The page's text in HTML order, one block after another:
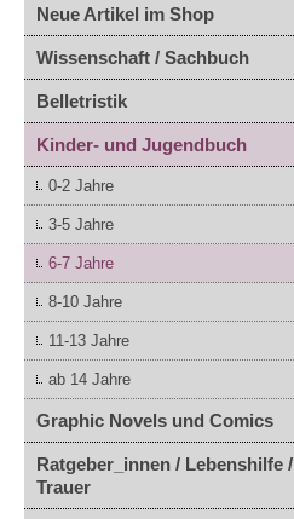
Neue Artikel im Shop
Wissenschaft / Sachbuch
Belletristik
Kinder- und Jugendbuch
0-2 Jahre
3-5 Jahre
6-7 Jahre
8-10 Jahre
11-13 Jahre
ab 14 Jahre
Graphic Novels und Comics
Ratgeber_innen / Lebenshilfe /
Trauer